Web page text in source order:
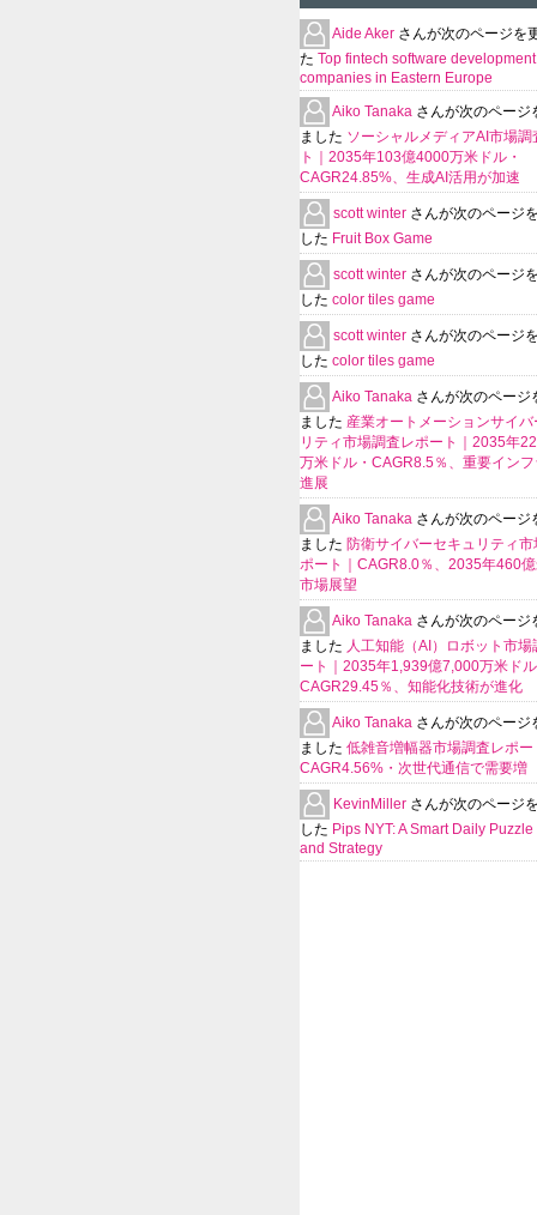
Aide Aker さんが次のページを
た Top fintech software development
companies in Eastern Europe
Aiko Tanaka さんが次のページ
ました ソーシャルメディアAI市場調
ト｜2035年103億4000万米ドル・
CAGR24.85%、生成AI活用が加速
scott winter さんが次のページ
した Fruit Box Game
scott winter さんが次のページ
した color tiles game
scott winter さんが次のページ
した color tiles game
Aiko Tanaka さんが次のページ
ました 産業オートメーションサイ
リティ市場調査レポート｜2035年
万米ドル・CAGR8.5％、重要イン
進展
Aiko Tanaka さんが次のページ
ました 防衛サイバーセキュリティ
ポート｜CAGR8.0％、2035年460
市場展望
Aiko Tanaka さんが次のページ
ました 人工知能（AI）ロボット市場
ート｜2035年1,939億7,000万米ド
CAGR29.45％、知能化技術が進化
Aiko Tanaka さんが次のページ
ました 低雑音増幅器市場調査レポー
CAGR4.56%・次世代通信で需要増
KevinMiller さんが次のページ
した Pips NYT: A Smart Daily
and Strategy